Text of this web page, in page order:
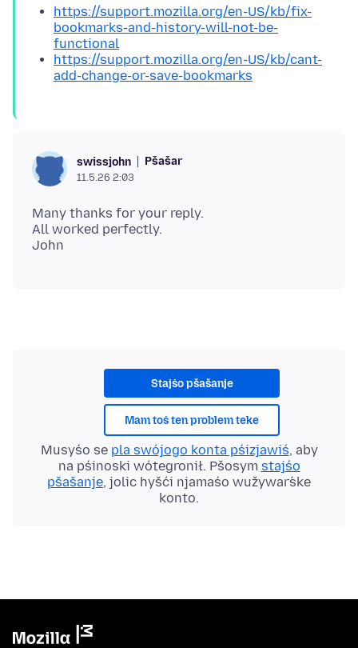
https://support.mozilla.org/en-US/kb/fix-
bookmarks-and-history-will-not-be-
functional
https://support.mozilla.org/en-US/kb/cant-
add-change-or-save-bookmarks
swissjohn Pšašaŕ
11.5.26 2:03
Many thanks for your reply.
All worked perfectly.
Stajśo pšašanje
Mam toś ten problem teke
Musyśo se pla swójogo konta pśizjawiś, aby
na pśinoski wótegronił. Pšosym stajśo
pšašanje, jolic hyšći njamaśo wužywaŕske
konto.